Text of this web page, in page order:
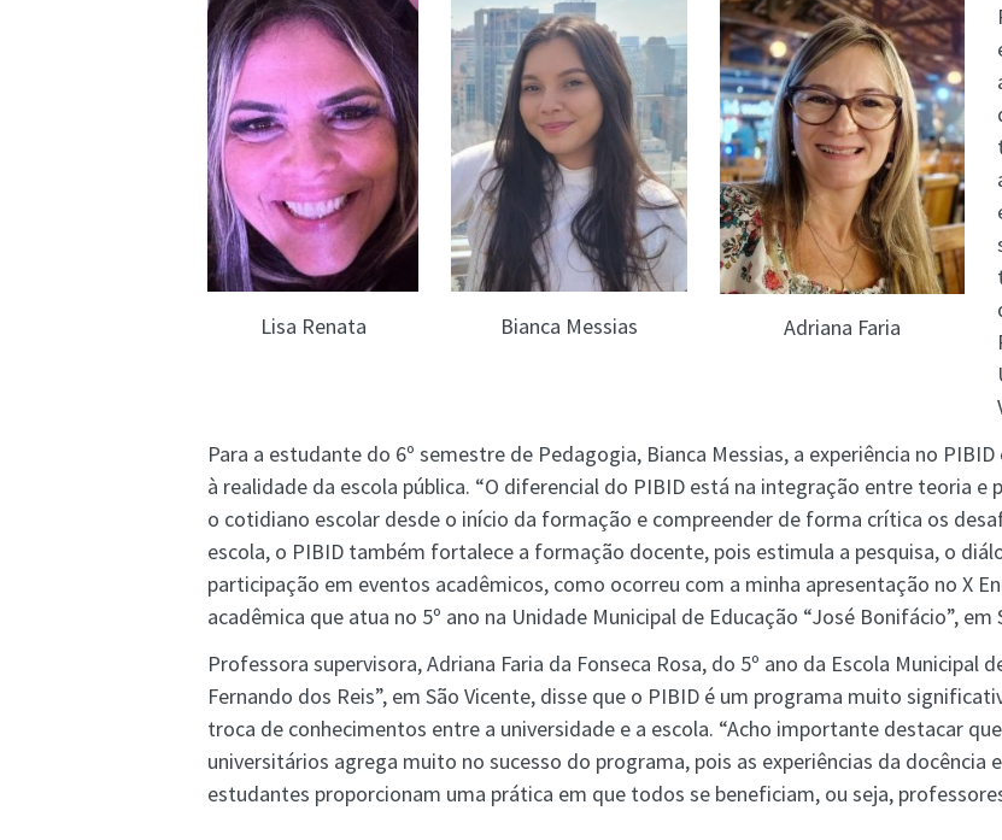
Lisa Renata Bianca Messias Adriana Faria
Para a estudante do 6º semestre de Pedagogia, Bianca Messias, a experiência no
à realidade da escola pública. “O diferencial do PIBID está na integração entre teoria
o cotidiano escolar desde o início da formação e compreender de forma crítica os
escola, o PIBID também fortalece a formação docente, pois estimula a pesquisa, o
participação em eventos acadêmicos, como ocorreu com a minha apresentação no X
acadêmica que atua no 5º ano na Unidade Municipal de Educação “José Bonifácio”, em
Professora supervisora, Adriana Faria da Fonseca Rosa, do 5º ano da Escola Municipal
Fernando dos Reis”, em São Vicente, disse que o PIBID é um programa muito
troca de conhecimentos entre a universidade e a escola. “Acho importante destacar
universitários agrega muito no sucesso do programa, pois as experiências da docência
estudantes proporcionam uma prática em que todos se beneficiam, ou seja,